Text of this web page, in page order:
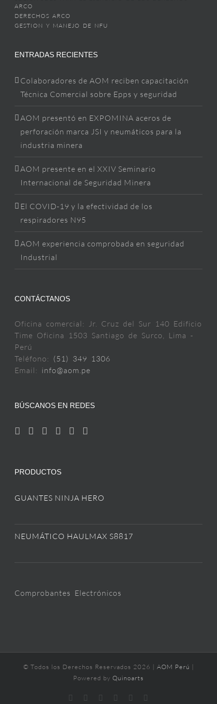
ARCO
DERECHOS ARCO
GESTION Y MANEJO DE NFU
ENTRADAS RECIENTES
Colaboradores de AOM reciben capacitación
Técnica Comercial sobre Epps y seguridad
AOM presentó en EXPOMINA aceros de
perforación marca JSI y neumáticos para la
industria minera
AOM presente en el XXIV Seminario
Internacional de Seguridad Minera
El COVID-19 y la efectividad de los
respiradores N95
AOM experiencia comprobada en seguridad
Industrial
CONTÁCTANOS
Oficina comercial: Jr. Cruz del Sur 140 Edificio
Time Oficina 1503 Santiago de Surco, Lima -
Perú
Teléfono: (51) 349 1306
Email: info@aom.pe
BÚSCANOS EN REDES
PRODUCTOS
GUANTES NINJA HERO
NEUMÁTICO HAULMAX S8817
Comprobantes Electrónicos
© Todos los Derechos Reservados 2026 | AOM Perú |
Powered by Quinoarts
FacebookYouTubeInstagram
CorreoLinkedIn